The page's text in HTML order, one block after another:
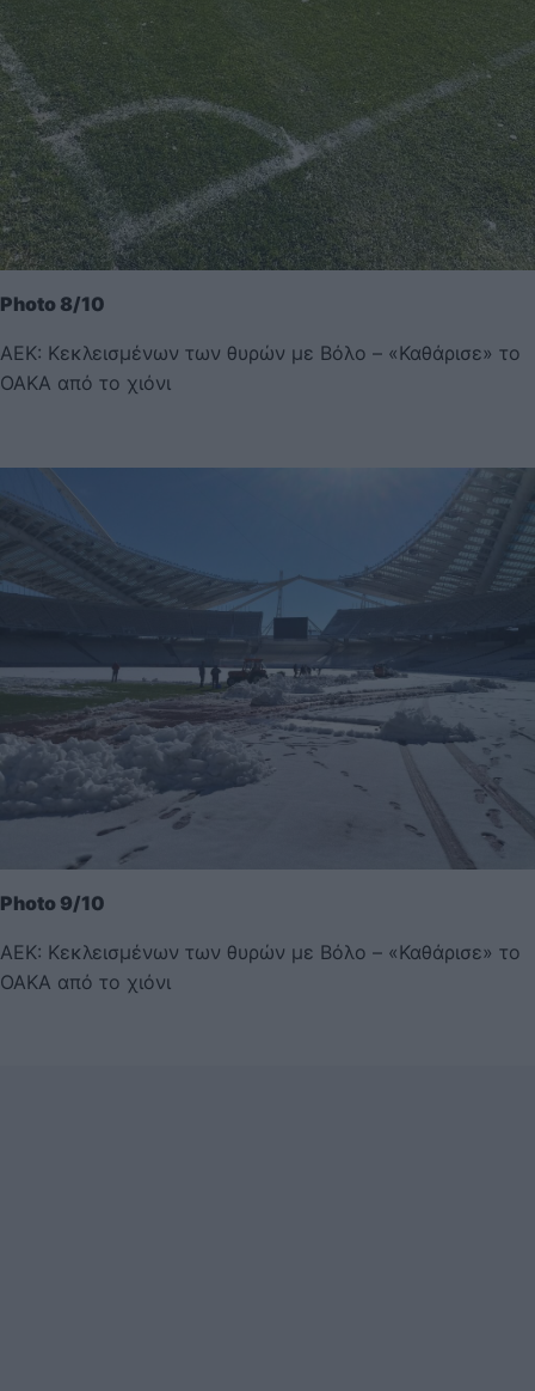
Photo 8/10
ΑΕΚ: Κεκλεισμένων των θυρών με Βόλο – «Καθάρισε» το
ΟΑΚΑ από το χιόνι
Photo 9/10
ΑΕΚ: Κεκλεισμένων των θυρών με Βόλο – «Καθάρισε» το
ΟΑΚΑ από το χιόνι